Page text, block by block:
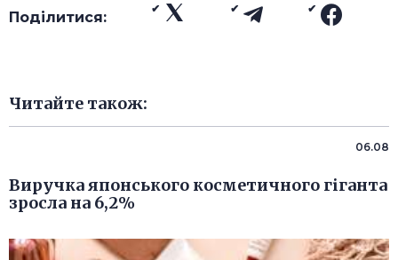
Поділитися:
Читайте також:
06.08
Виручка японського косметичного гіганта
зросла на 6,2%